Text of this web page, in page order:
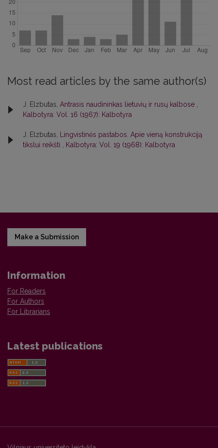
Most read articles by the same author(s)
J. Elzbutas, Antrasis naudininkas lietuvių ir rusų kalbose
Kalbotyra: Vol. 16 (1967): Kalbotyra
J. Elzbutas,
Lingvistinės pastabos. Apie vieną konstrukciją
tikslui reikšti
Kalbotyra: Vol. 19 (1968): Kalbotyra
Make a Submission
Information
For Readers
For Authors
For Librarians
Latest publications